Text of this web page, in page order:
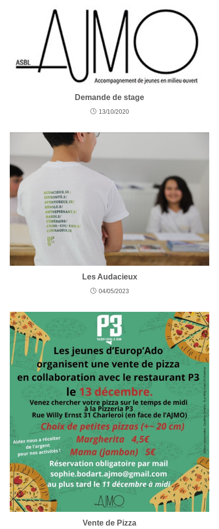
Demande de stage
13/10/2020
Les Audacieux
04/05/2023
Vente de Pizza